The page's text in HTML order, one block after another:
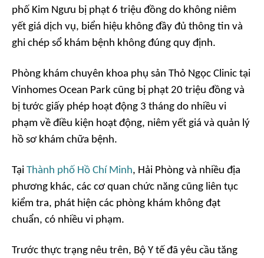
phố Kim Ngưu bị phạt 6 triệu đồng do không niêm
yết giá dịch vụ, biển hiệu không đầy đủ thông tin và
ghi chép sổ khám bệnh không đúng quy định.
Phòng khám chuyên khoa phụ sản Thỏ Ngọc Clinic tại
Vinhomes Ocean Park cũng bị phạt 20 triệu đồng và
bị tước giấy phép hoạt động 3 tháng do nhiều vi
phạm về điều kiện hoạt động, niêm yết giá và quản lý
hồ sơ khám chữa bệnh.
Tại Thành phố Hồ Chí Minh, Hải Phòng và nhiều địa
phương khác, các cơ quan chức năng cũng liên tục
kiểm tra, phát hiện các phòng khám không đạt
chuẩn, có nhiều vi phạm.
Trước thực trạng nêu trên, Bộ Y tế đã yêu cầu tăng